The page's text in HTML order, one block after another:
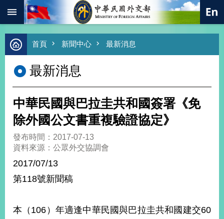
跳到主要內容區塊
進
階
尋
熱
總
合
外
價
外
交
首頁 新聞中心 最新消息
最新消息
中華民國與巴拉圭共和國簽署《免
除外國公文書重複驗證協定》
發布時間：2017-07-13
資料來源：公眾外交協調會
2017/07/13
第118號新聞稿
本（106）年適逢中華民國與巴拉圭共和國建交60